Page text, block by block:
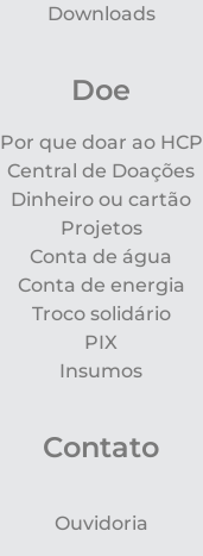
Downloads
Doe
Por que doar ao HCP
Central de Doações
Dinheiro ou cartão
Projetos
Conta de água
Conta de energia
Troco solidário
PIX
Insumos
Contato
Ouvidoria